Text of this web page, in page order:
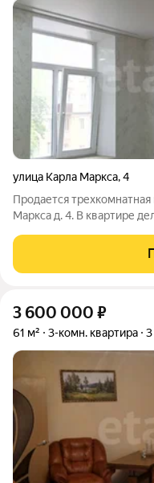
улица Карла Маркса,4
Продается
Маркса д. 4. В квартире
полностью заменили
полностью новая,
3 600 000 ₽
61 м² 3-комн. квартира 3